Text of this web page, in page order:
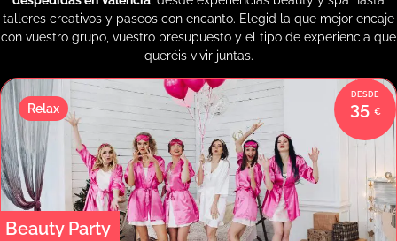
talleres creativos y paseos con encanto. Elegid la que mejor encaje
con vuestro grupo, vuestro presupuesto y el tipo de experiencia que
queréis vivir juntas.
Beauty Party
35
Relax